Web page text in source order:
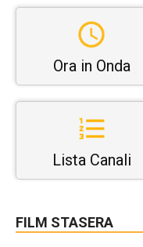
Ora in Onda
Lista Canali
FILM STASERA